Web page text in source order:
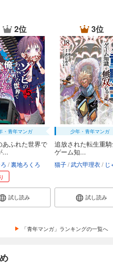
2位
・青年マンガ
あふれた世界で
...
裏地ろくろ
試し読み
3位
少年・青年マンガ
追放された転生重
ゲーム知...
猫子 武六甲理衣 じゃ
試し読み
「青年マンガ」ランキングの一覧へ